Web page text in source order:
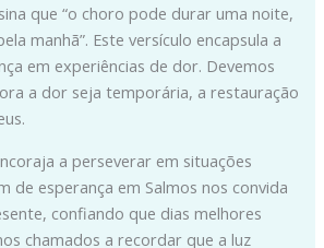
que “o choro pode durar uma noite,
manhã”. Este versículo encapsula a
em experiências de dor. Devemos
a dor seja temporária, a restauração
a perseverar em situações
de esperança em Salmos nos convida
confiando que dias melhores
chamados a recordar que a luz